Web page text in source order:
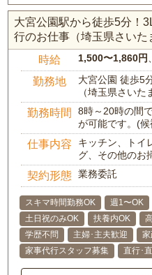
大宮公園駅から徒歩5分！
行のお仕事（埼玉県さいた
時給 1,500〜1,860円
勤務地
大宮公園 徒歩5
（埼玉県さいた
勤務時間
8時～20時の間
が可能です。(
仕事内容
キッチン、トイ
グ、その他のお
契約形態 業務委託
スキマ時間勤務OK 週1〜OK
土日祝のみOK
扶養内OK
学歴不問
主婦･主夫歓迎
家
家事代行スタッフ募集
直行･